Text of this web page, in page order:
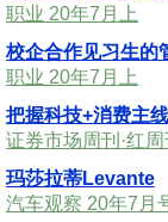
职业 20年7月上
校企合作见习生的
职业 20年7月上
把握科技+消费主线
证券市场周刊·红
玛莎拉蒂Levante
汽车观察 20年7月